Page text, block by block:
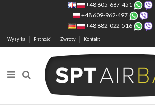
+48 605-667-451
+48 609-962-497
+48 882-022-516
Wysyłka Płatności Zwroty Kontakt